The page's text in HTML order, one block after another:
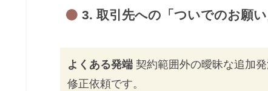
3. 取引先への「ついでのお願
よくある発端 契約範囲外の曖昧な追加
修正依頼です。